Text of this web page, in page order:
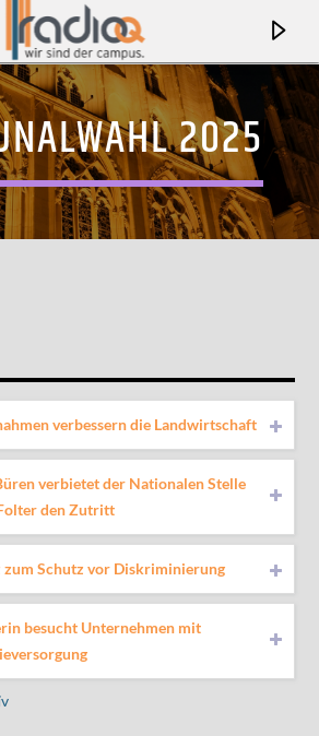
2025
verbessern die Landwirtschaft
verbietet der Nationalen Stelle
den Zutritt
zum Schutz vor Diskriminierung
besucht Unternehmen mit